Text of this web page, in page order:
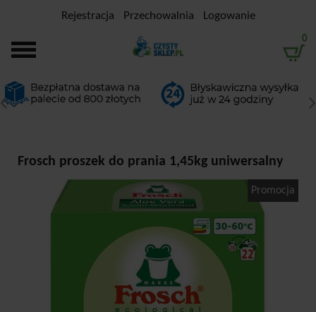
Rejestracja Przechowalnia Logowanie
0
Frosch proszek do prania 1,45kg uniwersalny
Promocja